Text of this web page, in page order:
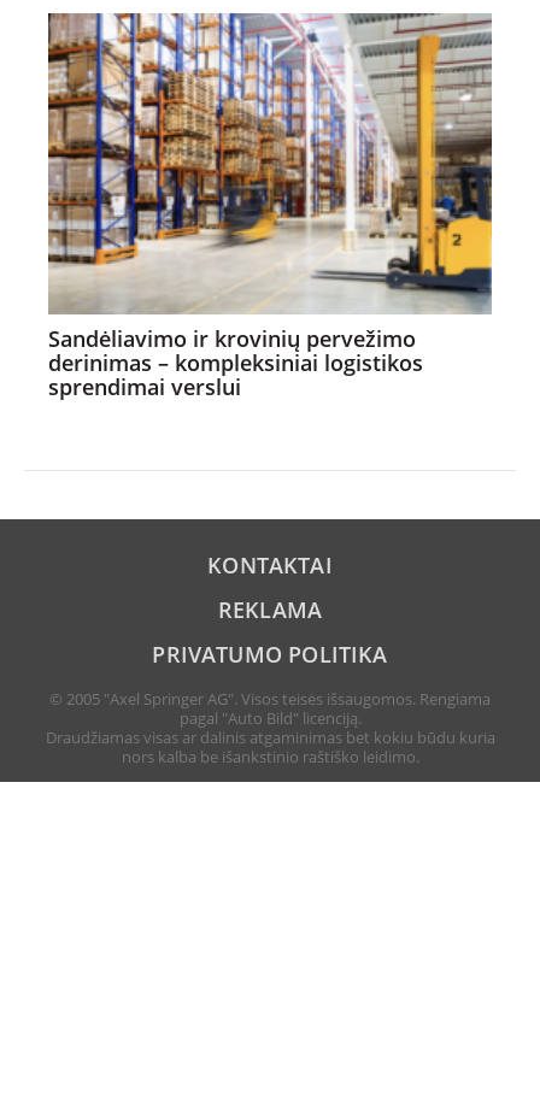
Sandėliavimo ir krovinių pervežimo
derinimas – kompleksiniai logistikos
sprendimai verslui
KONTAKTAI
REKLAMA
PRIVATUMO POLITIKA
© 2005 "Axel Springer AG". Visos teisės išsaugomos. Rengiama
pagal "Auto Bild" licenciją.
Draudžiamas visas ar dalinis atgaminimas bet kokiu būdu kuria
nors kalba be išankstinio raštiško leidimo.